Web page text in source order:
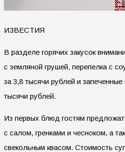
ИЗВЕСТИЯ
В разделе горячих закусок
с земляной грушей, перепелка с
за 3,8 тысячи рублей и
тысячи рублей.
Из первых блюд гостям
с салом, гренками и чесноком, а
свекольным квасом. Стоимость